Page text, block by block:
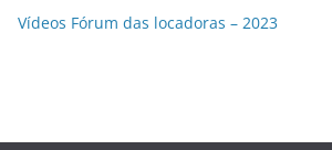
Vídeos Fórum das locadoras – 2023